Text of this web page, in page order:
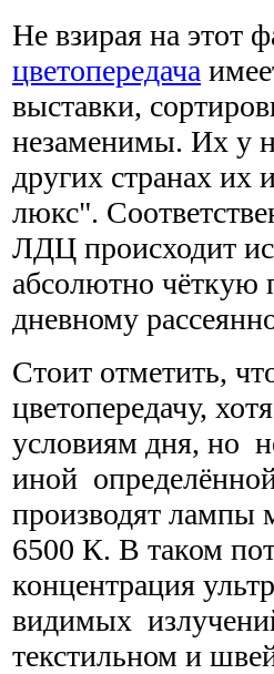
Не взирая на этот
цветопередача
выставки,
незаменимы. Их у
других странах
люкс".
ЛДЦ происходит
абсолютно чёткую
дневному
Стоит отметить,
цветопередачу,
условиям дня, но
иной
производят лампы
6500 К. В таком
концентрация
видимых
текстильном и